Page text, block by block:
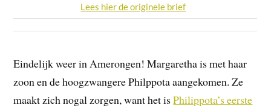
Lees hier de originele brief
Eindelijk weer in Amerongen! Margaretha is met haar
zoon en de hoogzwangere Philppota aangekomen. Ze
maakt zich nogal zorgen, want het isPhilippota’s eerste